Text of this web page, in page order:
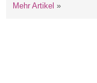
Mehr Artikel »